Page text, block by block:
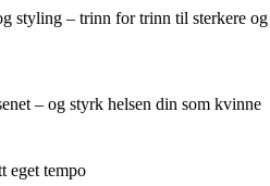
styling – trinn for trinn til sterkere og
– og styrk helsen din som kvinne
eget tempo